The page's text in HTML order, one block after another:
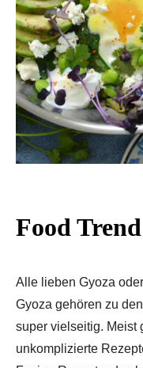
Food
Alle lieben Gyoza
Gyoza gehören zu
super vielseitig. Meist
unkomplizierte